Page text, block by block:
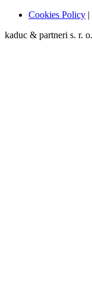
Cookies Policy |
kaduc & partneri s. r. o.